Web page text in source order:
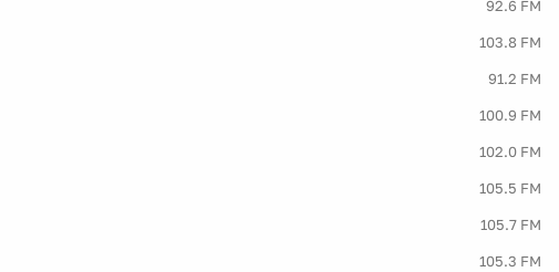
92.6 FM
103.8 FM
91.2 FM
100.9 FM
102.0 FM
105.5 FM
105.7 FM
105.3 FM